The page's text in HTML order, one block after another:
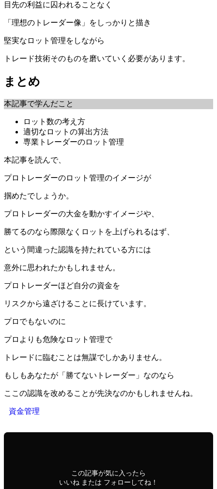
目先の利益に囚われることなく
「理想のトレーダー像」をしっかりと描き
堅実なロット管理をしながら
トレード技術そのものを磨いていく必要があります。
まとめ
本記事で学んだこと
ロット数の考え方
適切なロットの算出方法
専業トレーダーのロット管理
本記事を読んで、
プロトレーダーのロット管理のイメージが
掴めたでしょうか。
プロトレーダーの大金を動かすイメージや、
勝てるのなら際限なくロットを上げられるはず、
という間違った認識を持たれている方には
意外に思われたかもしれません。
プロトレーダーほど自分の資金を
リスクから遠ざけることに長けています。
プロでもないのに
プロよりも危険なロット管理で
トレードに臨むことは無謀でしかありません。
もしもあなたが「勝てないトレーダー」なのなら
ここの認識を改めることが先決なのかもしれませんね。
資金管理
この記事が気に入ったら
いいね または フォローしてね！